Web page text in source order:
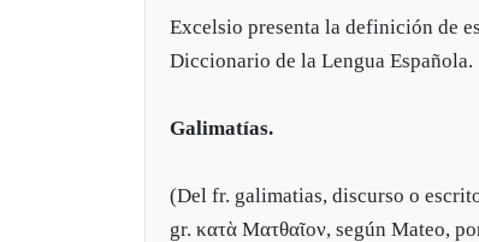
Excelsio presenta la definición de
Diccionario de la Lengua Española.
Galimatías.
(Del fr. galimatias, discurso o
gr. κατὰ Ματθαῖον, según Mateo,